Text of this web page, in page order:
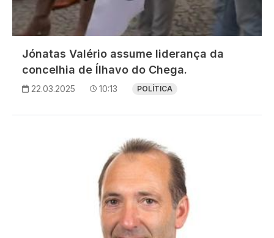
Jónatas Valério assume liderança da
concelhia de Ílhavo do Chega.
22.03.2025 10:13 POLÍTICA